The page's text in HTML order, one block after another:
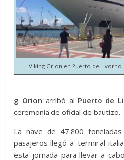
Viking Orion en Puerto de
g Orion arribó al Puerto de
ceremonia de oficial de bautizo.
La nave de 47.800
pasajeros llegó al terminal
esta jornada para llevar a